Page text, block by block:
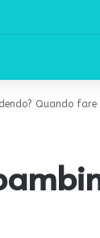
Quando fare